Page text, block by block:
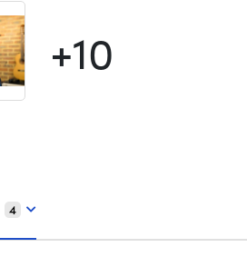
+10
4